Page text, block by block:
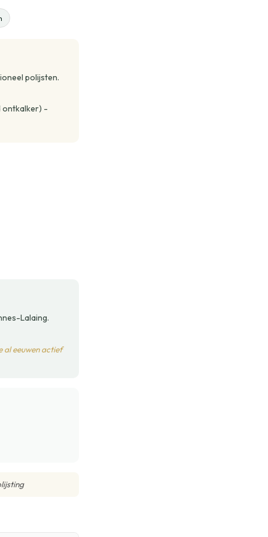
polijsten.
ontkalker) -
Lalaing.
al eeuwen actief